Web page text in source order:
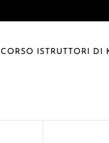
CORSO ISTRUTTORI DI